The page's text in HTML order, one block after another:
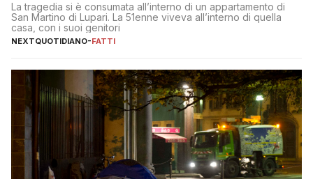
La tragedia si è consumata all’interno di un appartamento di
San Martino di Lupari. La 51enne viveva all’interno di quella
casa, con i suoi genitori
NEXTQUOTIDIANO-FATTI